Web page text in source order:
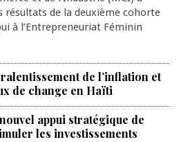
résultats de la deuxième cohorte
à l’Entrepreneuriat Féminin
de l’inflation et
de change en Haïti
appui stratégique de
les investissements